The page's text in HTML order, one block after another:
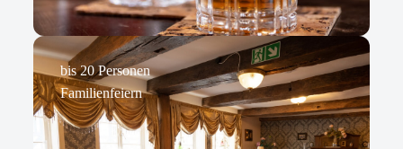
bis 20 Personen
Familienfeiern